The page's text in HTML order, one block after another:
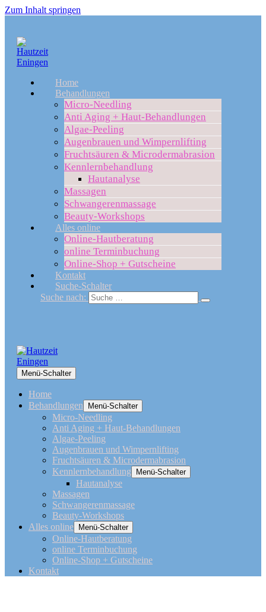
Zum Inhalt springen
Home
Behandlungen
Micro-Needling
Anti Aging + Haut-Behandlungen
Algae-Peeling
Augenbrauen und Wimpernlifting
Fruchtsäuren & Microdermabrasion
Kennlernbehandlung
Hautanalyse
Massagen
Schwangerenmassage
Beauty-Workshops
Alles online
Online-Hautberatung
online Terminbuchung
Online-Shop + Gutscheine
Kontakt
Suche-Schalter
Suche nach:
Menü-Schalter
Home
Behandlungen
Menü-Schalter
Micro-Needling
Anti Aging + Haut-Behandlungen
Algae-Peeling
Augenbrauen und Wimpernlifting
Fruchtsäuren & Microdermabrasion
Kennlernbehandlung
Menü-Schalter
Hautanalyse
Massagen
Schwangerenmassage
Beauty-Workshops
Alles online
Menü-Schalter
Online-Hautberatung
online Terminbuchung
Online-Shop + Gutscheine
Kontakt